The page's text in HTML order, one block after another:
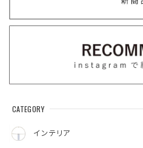
CATEGORY
インテリア